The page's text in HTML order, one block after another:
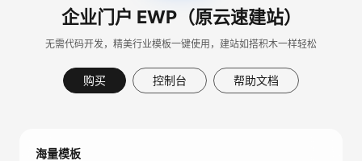
企业门户 EWP（原云速建站）
无需代码开发，精美行业模板一键使用，建站如搭积木一样轻松
购买 控制台 帮助文档
海量模板